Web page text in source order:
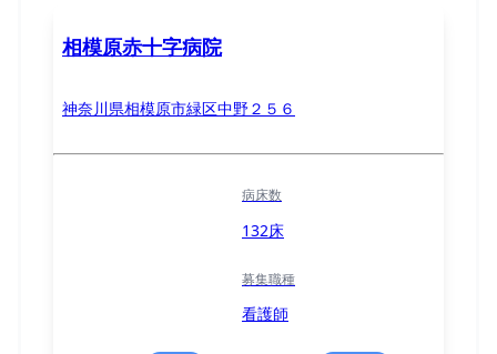
相模原赤十字病院
神奈川県相模原市緑区中野２５６
病床数
132床
募集職種
看護師